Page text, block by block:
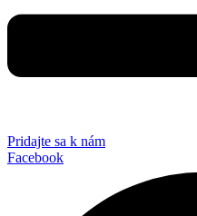
Pridajte sa k nám
Facebook